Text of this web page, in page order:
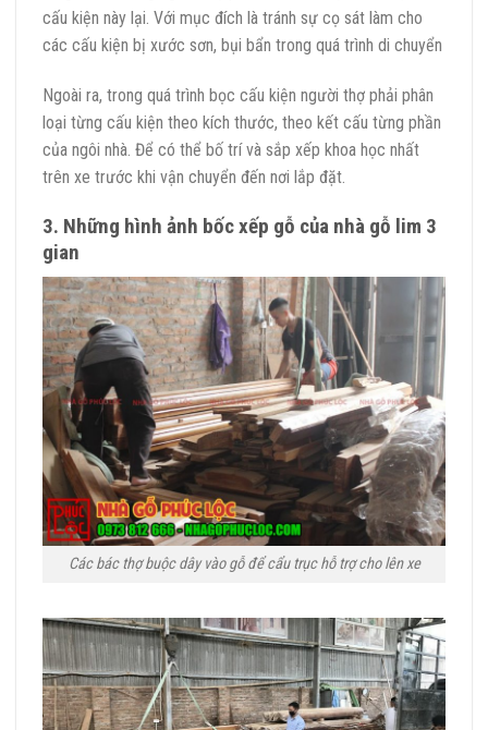
cấu kiện này lại. Với mục đích là tránh sự cọ sát làm cho
các cấu kiện bị xước sơn, bụi bẩn trong quá trình di chuyển
Ngoài ra, trong quá trình bọc cấu kiện người thợ phải phân
loại từng cấu kiện theo kích thước, theo kết cấu từng phần
của ngôi nhà. Để có thể bố trí và sắp xếp khoa học nhất
trên xe trước khi vận chuyển đến nơi lắp đặt.
3. Những hình ảnh bốc xếp gỗ của nhà gỗ lim 3
gian
Các bác thợ buộc dây vào gỗ để cẩu trục hỗ trợ cho lên xe